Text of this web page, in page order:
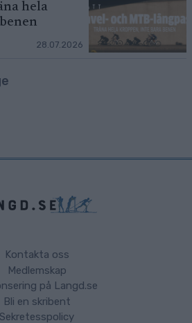
hela
28.07.2026
Kontakta oss
Medlemskap
på Langd.se
Bli en skribent
Sekretesspolicy